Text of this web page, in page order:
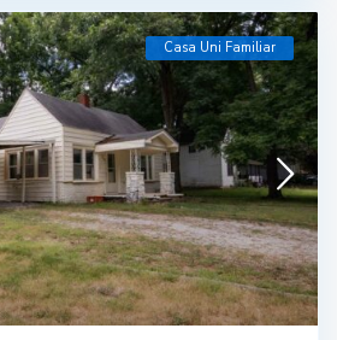
Casa Uni Familiar